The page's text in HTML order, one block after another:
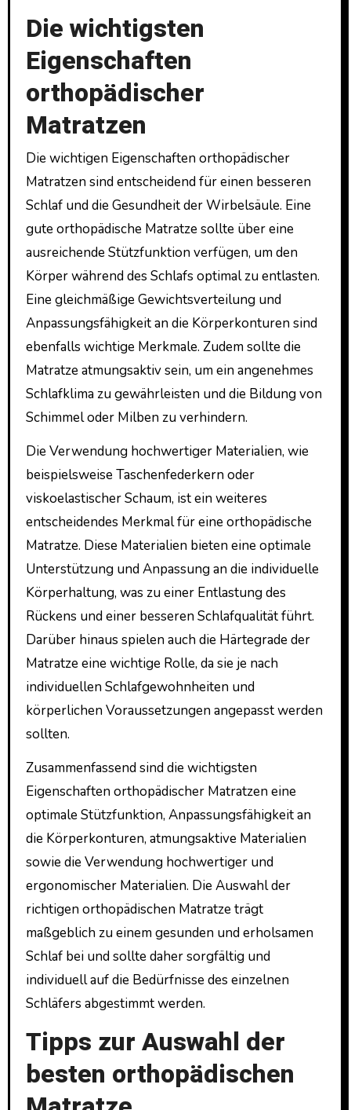
Die wichtigsten
Eigenschaften
orthopädischer
Matratzen
Die wichtigen Eigenschaften orthopädischer
Matratzen sind entscheidend für einen besseren
Schlaf und die Gesundheit der Wirbelsäule. Eine
gute orthopädische Matratze sollte über eine
ausreichende Stützfunktion verfügen, um den
Körper während des Schlafs optimal zu entlasten.
Eine gleichmäßige Gewichtsverteilung und
Anpassungsfähigkeit an die Körperkonturen sind
ebenfalls wichtige Merkmale. Zudem sollte die
Matratze atmungsaktiv sein, um ein angenehmes
Schlafklima zu gewährleisten und die Bildung von
Schimmel oder Milben zu verhindern.
Die Verwendung hochwertiger Materialien, wie
beispielsweise Taschenfederkern oder
viskoelastischer Schaum, ist ein weiteres
entscheidendes Merkmal für eine orthopädische
Matratze. Diese Materialien bieten eine optimale
Unterstützung und Anpassung an die individuelle
Körperhaltung, was zu einer Entlastung des
Rückens und einer besseren Schlafqualität führt.
Darüber hinaus spielen auch die Härtegrade der
Matratze eine wichtige Rolle, da sie je nach
individuellen Schlafgewohnheiten und
körperlichen Voraussetzungen angepasst werden
sollten.
Zusammenfassend sind die wichtigsten
Eigenschaften orthopädischer Matratzen eine
optimale Stützfunktion, Anpassungsfähigkeit an
die Körperkonturen, atmungsaktive Materialien
sowie die Verwendung hochwertiger und
ergonomischer Materialien. Die Auswahl der
richtigen orthopädischen Matratze trägt
maßgeblich zu einem gesunden und erholsamen
Schlaf bei und sollte daher sorgfältig und
individuell auf die Bedürfnisse des einzelnen
Schläfers abgestimmt werden.
Tipps zur Auswahl der
besten orthopädischen